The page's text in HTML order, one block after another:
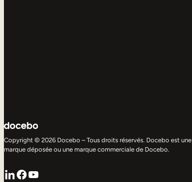
Copyright © 2026 Docebo – Tous droits réservés. Docebo est une
marque déposée ou une marque commerciale de Docebo.
LinkedIn
Facebook
YouTube